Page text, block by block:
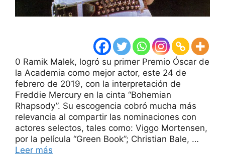
0 Ramik Malek, logró su primer Premio Óscar de
la Academia como mejor actor, este 24 de
febrero de 2019, con la interpretación de
Freddie Mercury en la cinta “Bohemian
Rhapsody”. Su escogencia cobró mucha más
relevancia al compartir las nominaciones con
actores selectos, tales como: Viggo Mortensen,
por la película “Green Book”; Christian Bale, …
Leer más